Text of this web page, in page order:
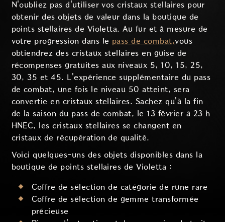
N'oubliez pas d'utiliser vos cristaux stellaires pour
obtenir des objets de valeur dans la boutique de
points stellaires de Violetta. Au fur et à mesure de
votre progression dans le pass de combat,vous
obtiendrez des cristaux stellaires en guise de
récompenses gratuites aux niveaux 5, 10, 15, 25,
30, 35 et 45. L'expérience supplémentaire du pass
de combat, une fois le niveau 50 atteint, sera
convertie en cristaux stellaires. Sachez qu'à la fin
de la saison du pass de combat, le 13 février à 23 h
HNEC, les cristaux stellaires se changent en
cristaux de récupération de qualité.
Voici quelques-uns des objets disponibles dans la
boutique de points stellaires de Violetta :
Coffre de sélection de catégorie de rune rare
Coffre de sélection de gemme transformée
précieuse